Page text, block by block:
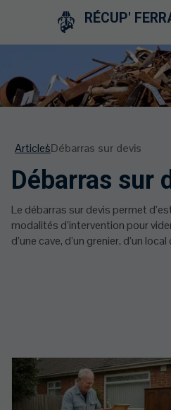
RÉCUP'
ArticlesDébarras sur devis
Débarras sur
Le débarras sur devis permet
modalités d’intervention pour
d’une cave, d’un grenier, d’un